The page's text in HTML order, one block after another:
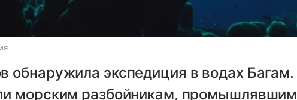
обнаружила экспедиция в водах Багам.
морским разбойникам, промышлявшим